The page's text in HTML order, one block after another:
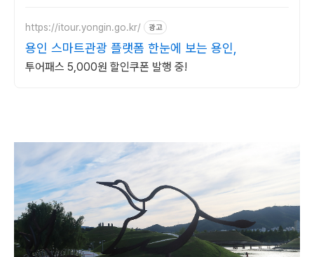
https://itour.yongin.go.kr/ 광고
용인 스마트관광 플랫폼 한눈에 보는 용인,
투어패스 5,000원 할인쿠폰 발행 중!